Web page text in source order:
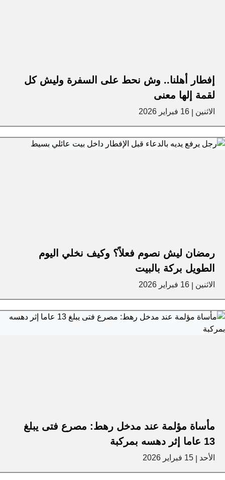
إفطار أهلنا.. وش نحط على السفرة وليش كل
لقمة إلها معنى
الاثنين 16 فبراير 2026
رمضان ليش نصوم فعلاً؟ وكيف نخلي اليوم
الطويل بركة بالبيت
الاثنين 16 فبراير 2026
مأساة مؤلمة عند مدخل رهط: مصرع فتى يبلغ
13 عاما إثر دهسه بمركبة
الأحد 15 فبراير 2026